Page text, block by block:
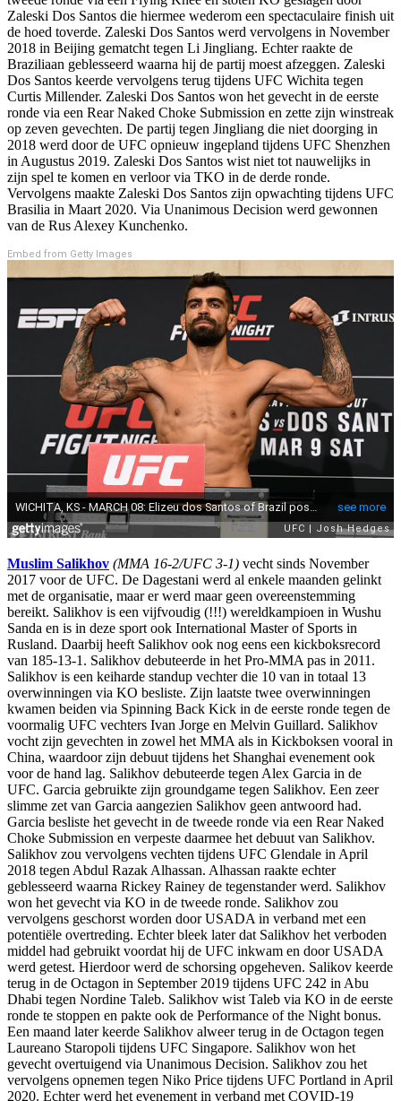
Zaleski Dos Santos die hiermee wederom een spectaculaire finish uit
de hoed toverde. Zaleski Dos Santos werd vervolgens in November
2018 in Beijing gematcht tegen Li Jingliang. Echter raakte de
Braziliaan geblesseerd waarna hij de partij moest afzeggen. Zaleski
Dos Santos keerde vervolgens terug tijdens UFC Wichita tegen
Curtis Millender. Zaleski Dos Santos won het gevecht in de eerste
ronde via een Rear Naked Choke Submission en zette zijn winstreak
op zeven gevechten. De partij tegen Jingliang die niet doorging in
2018 werd door de UFC opnieuw ingepland tijdens UFC Shenzhen
in Augustus 2019. Zaleski Dos Santos wist niet tot nauwelijks in
zijn spel te komen en verloor via TKO in de derde ronde.
Vervolgens maakte Zaleski Dos Santos zijn opwachting tijdens UFC
Brasilia in Maart 2020. Via Unanimous Decision werd gewonnen
van de Rus Alexey Kunchenko.
Embed from Getty Images
Muslim Salikhov (MMA 16-2/UFC 3-1) vecht sinds November
2017 voor de UFC. De Dagestani werd al enkele maanden gelinkt
met de organisatie, maar er werd maar geen overeenstemming
bereikt. Salikhov is een vijfvoudig (!!!) wereldkampioen in Wushu
Sanda en is in deze sport ook International Master of Sports in
Rusland. Daarbij heeft Salikhov ook nog eens een kickboksrecord
van 185-13-1. Salikhov debuteerde in het Pro-MMA pas in 2011.
Salikhov is een keiharde standup vechter die 10 van in totaal 13
overwinningen via KO besliste. Zijn laatste twee overwinningen
kwamen beiden via Spinning Back Kick in de eerste ronde tegen de
voormalig UFC vechters Ivan Jorge en Melvin Guillard. Salikhov
vocht zijn gevechten in zowel het MMA als in Kickboksen vooral in
China, waardoor zijn debuut tijdens het Shanghai evenement ook
voor de hand lag. Salikhov debuteerde tegen Alex Garcia in de
UFC. Garcia gebruikte zijn groundgame tegen Salikhov. Een zeer
slimme zet van Garcia aangezien Salikhov geen antwoord had.
Garcia besliste het gevecht in de tweede ronde via een Rear Naked
Choke Submission en verpeste daarmee het debuut van Salikhov.
Salikhov zou vervolgens vechten tijdens UFC Glendale in April
2018 tegen Abdul Razak Alhassan. Alhassan raakte echter
geblesseerd waarna Rickey Rainey de tegenstander werd. Salikhov
won het gevecht via KO in de tweede ronde. Salikhov zou
vervolgens geschorst worden door USADA in verband met een
potentiële overtreding. Echter bleek later dat Salikhov het verboden
middel had gebruikt voordat hij de UFC inkwam en door USADA
werd getest. Hierdoor werd de schorsing opgeheven. Salikov keerde
terug in de Octagon in September 2019 tijdens UFC 242 in Abu
Dhabi tegen Nordine Taleb. Salikhov wist Taleb via KO in de eerste
ronde te stoppen en pakte ook de Performance of the Night bonus.
Een maand later keerde Salikhov alweer terug in de Octagon tegen
Laureano Staropoli tijdens UFC Singapore. Salikhov won het
gevecht overtuigend via Unanimous Decision. Salikhov zou het
vervolgens opnemen tegen Niko Price tijdens UFC Portland in April
2020. Echter werd het evenement in verband met COVID-19